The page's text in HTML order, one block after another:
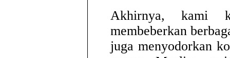
Akhirnya, kami
membeberkan
juga menyodorkan